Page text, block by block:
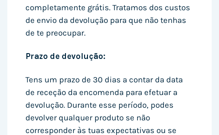
completamente grátis. Tratamos dos custos
de envio da devolução para que não tenhas
de te preocupar.
Prazo de devolução:
Tens um prazo de 30 dias a contar da data
de receção da encomenda para efetuar a
devolução. Durante esse período, podes
devolver qualquer produto se não
corresponder às tuas expectativas ou se